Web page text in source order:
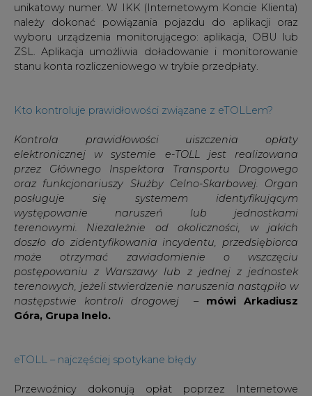
unikatowy numer. W IKK (Internetowym Koncie Klienta)
należy dokonać powiązania pojazdu do aplikacji oraz
wyboru urządzenia monitorującego: aplikacja, OBU lub
ZSL. Aplikacja umożliwia doładowanie i monitorowanie
stanu konta rozliczeniowego w trybie przedpłaty.
Kto kontroluje prawidłowości związane z eTOLLem?
Kontrola prawidłowości uiszczenia opłaty
elektronicznej w systemie e-TOLL jest realizowana
przez Głównego Inspektora Transportu Drogowego
oraz funkcjonariuszy Służby Celno-Skarbowej. Organ
posługuje się systemem identyfikującym
występowanie naruszeń lub jednostkami
terenowymi.
Niezależnie od okoliczności, w jakich
doszło do zidentyfikowania incydentu, przedsiębiorca
może otrzymać zawiadomienie o wszczęciu
postępowaniu z Warszawy lub z jednej z jednostek
terenowych, jeżeli stwierdzenie naruszenia nastąpiło w
następstwie kontroli drogowej– mówi Arkadiusz
Góra, Grupa Inelo.
eTOLL – najczęściej spotykane błędy
Przewoźnicy dokonują opłat poprzez Internetowe